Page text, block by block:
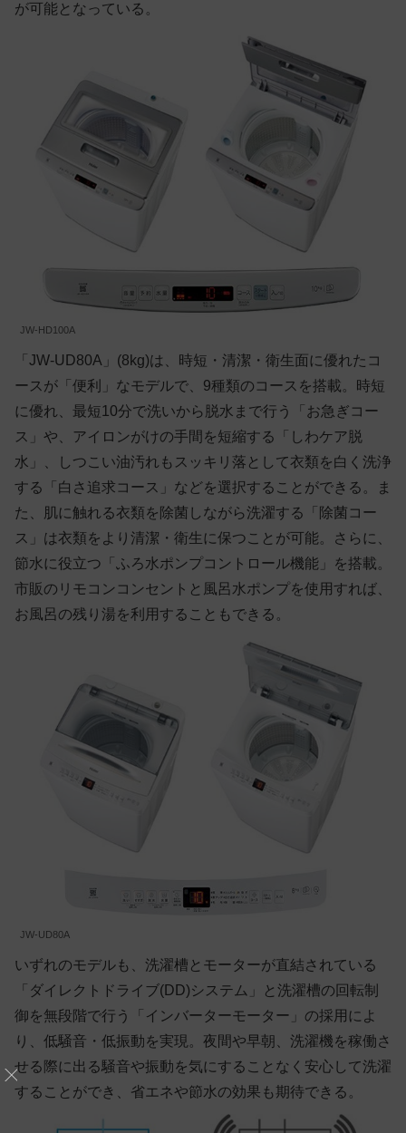
が可能となっている。
JW-HD100A
「JW-UD80A」(8kg)は、時短・清潔・衛生面に優れたコ
ースが「便利」なモデルで、9種類のコースを搭載。時短
に優れ、最短10分で洗いから脱水まで行う「お急ぎコー
ス」や、アイロンがけの手間を短縮する「しわケア脱
水」、しつこい油汚れもスッキリ落として衣類を白く洗浄
する「白さ追求コース」などを選択することができる。ま
た、肌に触れる衣類を除菌しながら洗濯する「除菌コー
ス」は衣類をより清潔・衛生に保つことが可能。さらに、
節水に役立つ「ふろ水ポンプコントロール機能」を搭載。
市販のリモコンコンセントと風呂水ポンプを使用すれば、
お風呂の残り湯を利用することもできる。
JW-UD80A
いずれのモデルも、洗濯槽とモーターが直結されている
「ダイレクトドライブ(DD)システム」と洗濯槽の回転制
御を無段階で行う「インバーターモーター」の採用によ
り、低騒音・低振動を実現。夜間や早朝、洗濯機を稼働さ
せる際に出る騒音や振動を気にすることなく安心して洗濯
することができ、省エネや節水の効果も期待できる。